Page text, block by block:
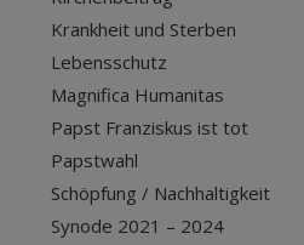
Krankheit und Sterben
Lebensschutz
Magnifica Humanitas
Papst Franziskus ist tot
Papstwahl
Schöpfung / Nachhaltigkeit
Synode 2021 – 2024